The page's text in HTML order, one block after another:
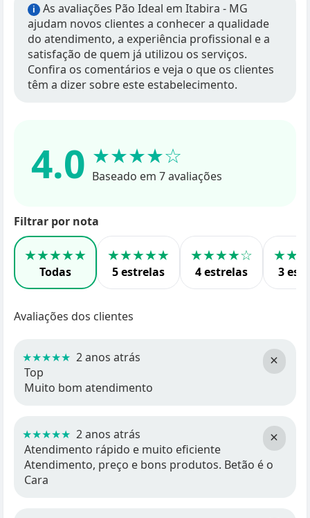
i
As avaliações Pão Ideal em Itabira - MG
ajudam novos clientes a conhecer a qualidade
do atendimento, a experiência profissional e a
satisfação de quem já utilizou os serviços.
Confira os comentários e veja o que os clientes
têm a dizer sobre este estabelecimento.
4.0 ★★★★☆
Baseado em 7 avaliações
Filtrar por nota
★★★★★
Todas
★★★★★
5 estrelas
★★★★☆
4 estrelas 3
Avaliações dos clientes
×
★★★★★ 2 anos atrás
Top
Muito bom atendimento
×
★★★★★ 2 anos atrás
Atendimento rápido e muito eficiente
Atendimento, preço e bons produtos. Betão é o
Cara